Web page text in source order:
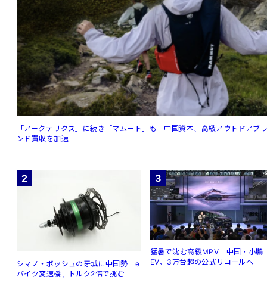
「アークテリクス」に続き「マムート」も 中国資本、高級アウトドアブ
ンド買収を加速
2
シマノ・ボッシュの牙城に中国勢 e
バイク変速機、トルク2倍で挑む
3
猛暑で沈む高級MPV 中国・小鵬
EV、3万台超の公式リコールへ